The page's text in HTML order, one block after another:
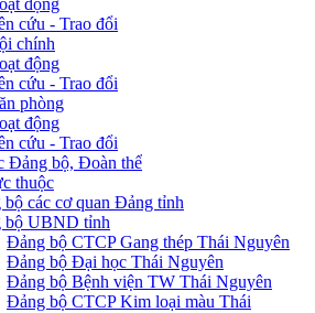
cứu - Trao đổi
chính
động
cứu - Trao đổi
phòng
động
cứu - Trao đổi
Đảng bộ, Đoàn thể
thuộc
các cơ quan Đảng tỉnh
bộ UBND tỉnh
Đảng bộ CTCP Gang thép Thái Nguyên
Đảng bộ Đại học Thái Nguyên
Đảng bộ Bệnh viện TW Thái Nguyên
Đảng bộ CTCP Kim loại màu Thái